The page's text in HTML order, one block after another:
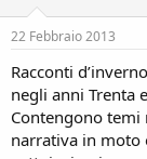
e
D
s
c
u
n
i
z
i
o
22 Febbraio 2013
Racconti
negli anni Trenta
Contengono temi
narrativa in moto